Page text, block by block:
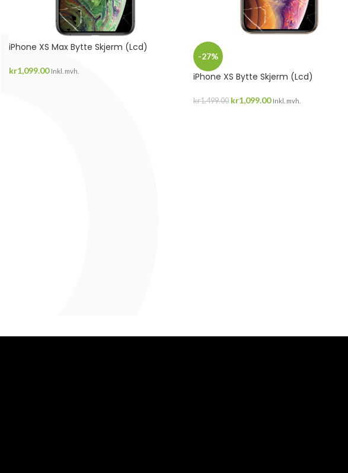
iPhone XS Max Bytte Skjerm (Lcd)
kr1,099.00 Inkl. mvh.
-27%
iPhone XS Bytte Skjerm (Lcd)
kr1,499.00 kr1,099.00 Inkl. mvh.